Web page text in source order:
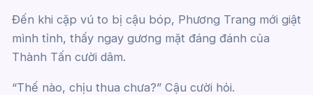
Đến khi cặp vú to bị cậu bóp, Phương Trang mới giật
mình tỉnh, thấy ngay gương mặt đáng đánh của
Thành Tấn cười dâm.
“Thế nào, chịu thua chưa?” Cậu cười hỏi.